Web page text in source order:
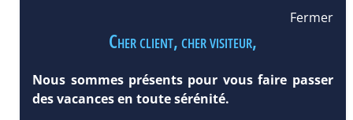
Fermer
Cher client, cher visiteur,
Nous sommes présents pour vous faire passer
des vacances en toute sérénité.